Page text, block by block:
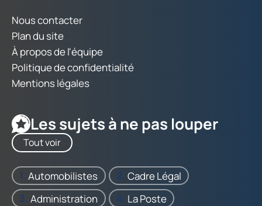
Nous contacter
Plan du site
À propos de l'équipe
Politique de confidentialité
Mentions légales
Les sujets à ne pas louper
Tout voir
Automobilistes
Cadre Légal
Administration
La Poste